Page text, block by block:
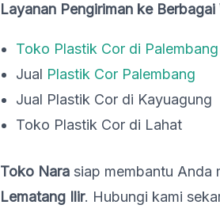
Layanan Pengiriman ke Berbagai
Toko Plastik Cor di Palembang
Jual Plastik Cor Palembang
Jual Plastik Cor di Kayuagung
Toko Plastik Cor di Lahat
Toko Nara siap membantu Anda
Lematang Ilir. Hubungi kami